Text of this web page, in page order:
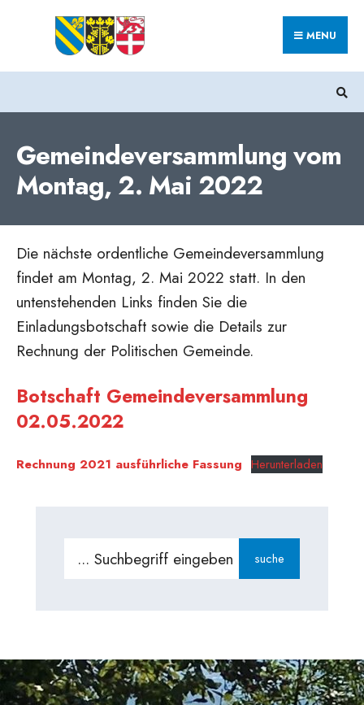
MENU
Gemeindeversammlung vom
Montag, 2. Mai 2022
Die nächste ordentliche Gemeindeversammlung
findet am Montag, 2. Mai 2022 statt. In den
untenstehenden Links finden Sie die
Einladungsbotschaft sowie die Details zur
Rechnung der Politischen Gemeinde.
Botschaft Gemeindeversammlung
02.05.2022
Rechnung 2021 ausführliche Fassung Herunterladen
Search
suche
Search
for: